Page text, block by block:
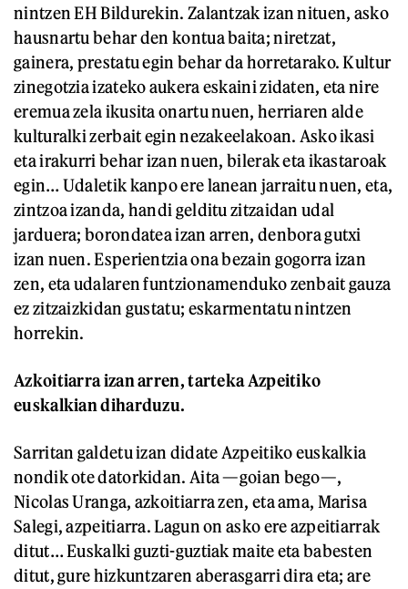
nintzen EH Bildurekin. Zalantzak izan nituen, asko
hausnartu behar den kontua baita; niretzat,
gainera, prestatu egin behar da horretarako. Kultur
zinegotzia izateko aukera eskaini zidaten, eta nire
eremua zela ikusita onartu nuen, herriaren alde
kulturalki zerbait egin nezakeelakoan. Asko ikasi
eta irakurri behar izan nuen, bilerak eta ikastaroak
egin… Udaletik kanpo ere lanean jarraitu nuen, eta,
zintzoa izanda, handi gelditu zitzaidan udal
jarduera; borondatea izan arren, denbora gutxi
izan nuen. Esperientzia ona bezain gogorra izan
zen, eta udalaren funtzionamenduko zenbait gauza
ez zitzaizkidan gustatu; eskarmentatu nintzen
horrekin.
Azkoitiarra izan arren, tarteka Azpeitiko
euskalkian diharduzu.
Sarritan galdetu izan didate Azpeitiko euskalkia
nondik ote datorkidan. Aita —goian bego—,
Nicolas Uranga, azkoitiarra zen, eta ama, Marisa
Salegi, azpeitiarra. Lagun on asko ere azpeitiarrak
ditut… Euskalki guzti-guztiak maite eta babesten
ditut, gure hizkuntzaren aberasgarri dira eta; are